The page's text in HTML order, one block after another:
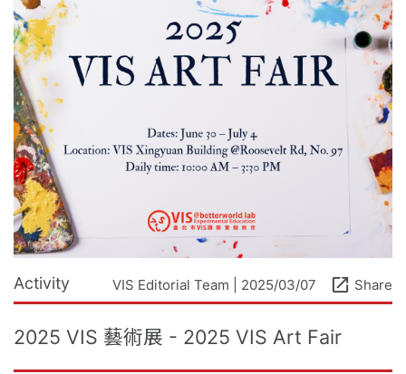
Activity VIS Editorial Team | 2025/03/07 open_in_new Share
2025 VIS 藝術展 - 2025 VIS Art Fair